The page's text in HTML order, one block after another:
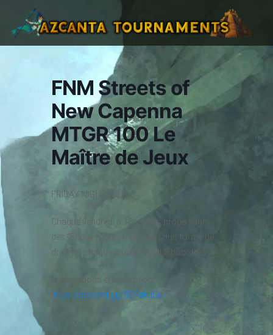
FNM Streets of
New Capenna
MTGR 100 Le
Maître de Jeux
FRIDAY NIGHT
Chaque vendredi à 18h, nous proposons
des “Friday Night”, tournois sous forme de
draft où chaque joueur reçoit 3 boosters.
Informations et inscription :
https://discord.gg/SE4zkuSu